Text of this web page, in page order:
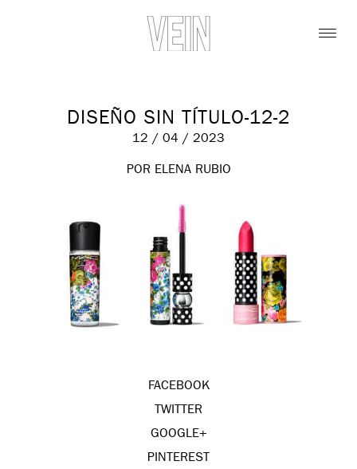
DISEÑO SIN TÍTULO-12-2
12 / 04 / 2023
POR ELENA RUBIO
FACEBOOK
TWITTER
GOOGLE+
PINTEREST